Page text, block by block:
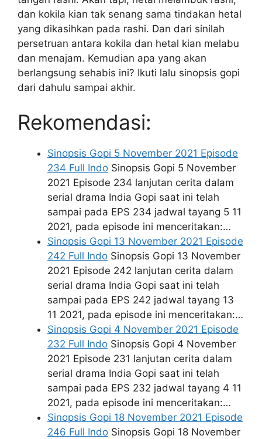
dan kokila kian tak senang sama tindakan hetal
yang dikasihkan pada rashi. Dan dari sinilah
persetruan antara kokila dan hetal kian melabu
dan menajam. Kemudian apa yang akan
berlangsung sehabis ini? Ikuti lalu sinopsis gopi
dari dahulu sampai akhir.
Rekomendasi:
Sinopsis Gopi 5 November 2021 Episode
234 Full Indo Sinopsis Gopi 5 November
2021 Episode 234 lanjutan cerita dalam
serial drama India Gopi saat ini telah
sampai pada EPS 234 jadwal tayang 5 11
2021, pada episode ini menceritakan:…
Sinopsis Gopi 13 November 2021 Episode
242 Full Indo Sinopsis Gopi 13 November
2021 Episode 242 lanjutan cerita dalam
serial drama India Gopi saat ini telah
sampai pada EPS 242 jadwal tayang 13
11 2021, pada episode ini menceritakan:…
Sinopsis Gopi 4 November 2021 Episode
232 Full Indo Sinopsis Gopi 4 November
2021 Episode 231 lanjutan cerita dalam
serial drama India Gopi saat ini telah
sampai pada EPS 232 jadwal tayang 4 11
2021, pada episode ini menceritakan:…
Sinopsis Gopi 18 November 2021 Episode
246 Full Indo Sinopsis Gopi 18 November